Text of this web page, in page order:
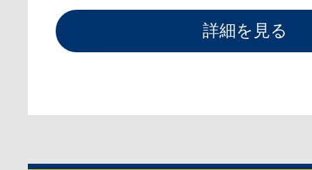
詳細を見る